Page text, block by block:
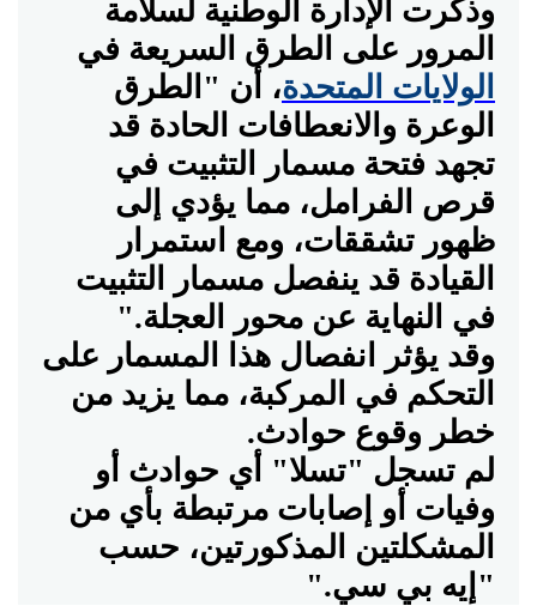
وذكرت الإدارة الوطنية لسلامة
المرور على الطرق السريعة في
الولايات المتحدة، أن "الطرق
الوعرة والانعطافات الحادة قد
تجهد فتحة مسمار التثبيت في
قرص الفرامل، مما يؤدي إلى
ظهور تشققات، ومع استمرار
القيادة قد ينفصل مسمار التثبيت
في النهاية عن محور العجلة".
وقد يؤثر انفصال هذا المسمار على
التحكم في المركبة، مما يزيد من
خطر وقوع حوادث.
لم تسجل "تسلا" أي حوادث أو
وفيات أو إصابات مرتبطة بأي من
المشكلتين المذكورتين، حسب
"إيه بي سي".